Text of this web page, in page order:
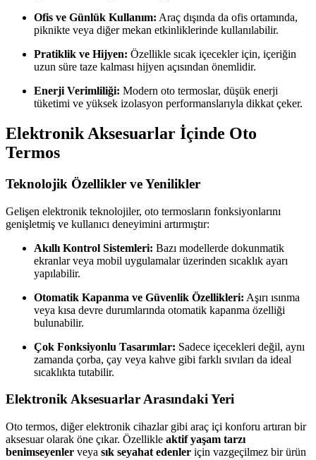
Ofis ve Günlük Kullanım: Araç dışında da ofis ortamında,
piknikte veya diğer mekan etkinliklerinde kullanılabilir.
Pratiklik ve Hijyen: Özellikle sıcak içecekler için, içeriğin
uzun süre taze kalması hijyen açısından önemlidir.
Enerji Verimliliği: Modern oto termoslar, düşük enerji
tüketimi ve yüksek izolasyon performanslarıyla dikkat çeker.
Elektronik Aksesuarlar İçinde Oto
Termos
Teknolojik Özellikler ve Yenilikler
Gelişen elektronik teknolojiler, oto termosların fonksiyonlarını
genişletmiş ve kullanıcı deneyimini artırmıştır:
Akıllı Kontrol Sistemleri: Bazı modellerde dokunmatik
ekranlar veya mobil uygulamalar üzerinden sıcaklık ayarı
yapılabilir.
Otomatik Kapanma ve Güvenlik Özellikleri: Aşırı ısınma
veya kısa devre durumlarında otomatik kapanma özelliği
bulunabilir.
Çok Fonksiyonlu Tasarımlar: Sadece içecekleri değil, aynı
zamanda çorba, çay veya kahve gibi farklı sıvıları da ideal
sıcaklıkta tutabilir.
Elektronik Aksesuarlar Arasındaki Yeri
Oto termos, diğer elektronik cihazlar gibi araç içi konforu artıran bir
aksesuar olarak öne çıkar. Özellikle aktif yaşam tarzı
benimseyenler veya sık seyahat edenler için vazgeçilmez bir ürün